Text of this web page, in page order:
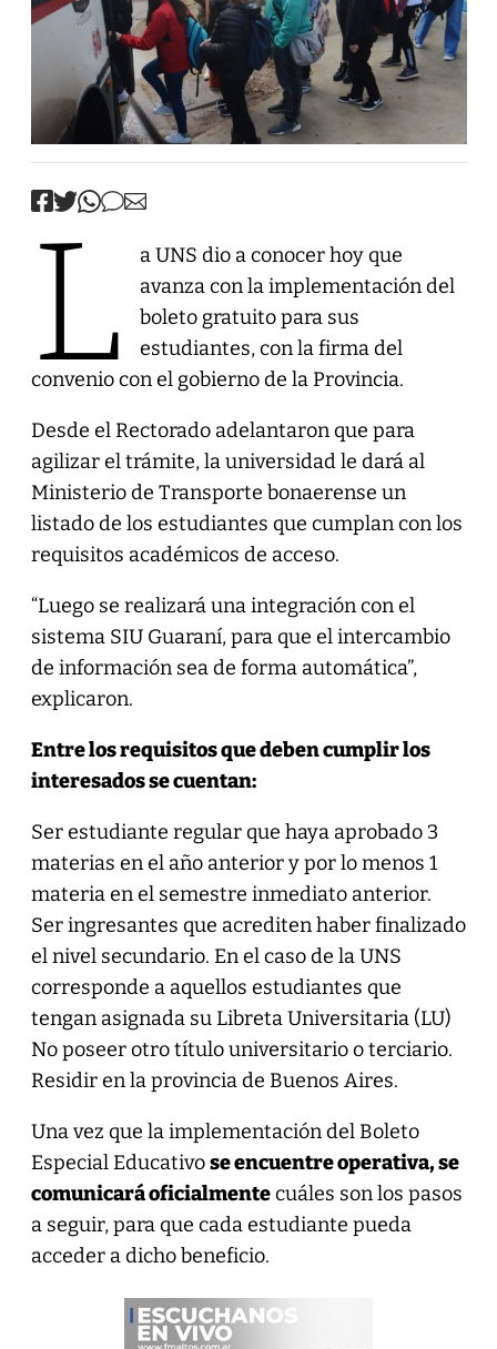
L
a UNS dio a conocer hoy que
avanza con la implementación del
boleto gratuito para sus
estudiantes, con la firma del
convenio con el gobierno de la Provincia.
Desde el Rectorado adelantaron que para
agilizar el trámite, la universidad le dará al
Ministerio de Transporte bonaerense un
listado de los estudiantes que cumplan con los
requisitos académicos de acceso.
“Luego se realizará una integración con el
sistema SIU Guaraní, para que el intercambio
de información sea de forma automática”,
explicaron.
Entre los requisitos que deben cumplir los
interesados se cuentan:
Ser estudiante regular que haya aprobado 3
materias en el año anterior y por lo menos 1
materia en el semestre inmediato anterior.
Ser ingresantes que acrediten haber finalizado
el nivel secundario. En el caso de la UNS
corresponde a aquellos estudiantes que
tengan asignada su Libreta Universitaria (LU)
No poseer otro título universitario o terciario.
Residir en la provincia de Buenos Aires.
Una vez que la implementación del Boleto
Especial Educativose encuentre operativa, se
comunicará oficialmentecuáles son los pasos
a seguir, para que cada estudiante pueda
acceder a dicho beneficio.